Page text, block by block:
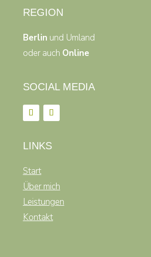
REGION
Berlin und Umland
oder auch Online
SOCIAL MEDIA
LINKS
Start
Über mich
Leistungen
Kontakt